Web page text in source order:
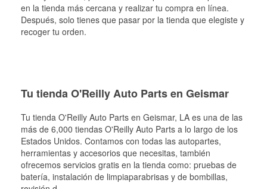
en la tienda más cercana y realizar tu compra en línea.
Después, solo tienes que pasar por la tienda que elegiste y
recoger tu orden.
Tu tienda O'Reilly Auto Parts en Geismar
Tu tienda O'Reilly Auto Parts en Geismar, LA es una de las
más de 6,000 tiendas O'Reilly Auto Parts a lo largo de los
Estados Unidos. Contamos con todas las autopartes,
herramientas y accesorios que necesitas, también
ofrecemos servicios gratis en la tienda como: pruebas de
batería, instalación de limpiaparabrisas y de bombillas,